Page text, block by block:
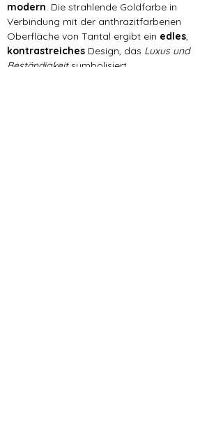
modern. Die strahlende Goldfarbe in
Verbindung mit der anthrazitfarbenen
Oberfläche von Tantal ergibt ein edles,
kontrastreiches Design, das Luxus und
Beständigkeit symbolisiert.